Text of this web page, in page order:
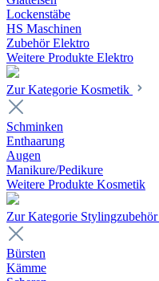
Lockenstäbe
HS Maschinen
Zubehör Elektro
Weitere Produkte Elektro
Zur Kategorie Kosmetik
Schminken
Enthaarung
Augen
Manikure/Pedikure
Weitere Produkte Kosmetik
Zur Kategorie Stylingzubehör
Bürsten
Kämme